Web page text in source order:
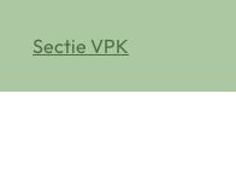
Sectie VPK